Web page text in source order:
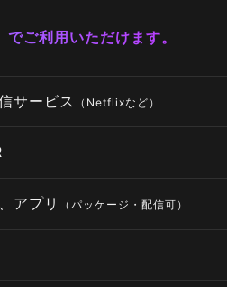
ご利用いただけます。
サービス （Netflixなど）
アプリ （パッケージ・配信可）